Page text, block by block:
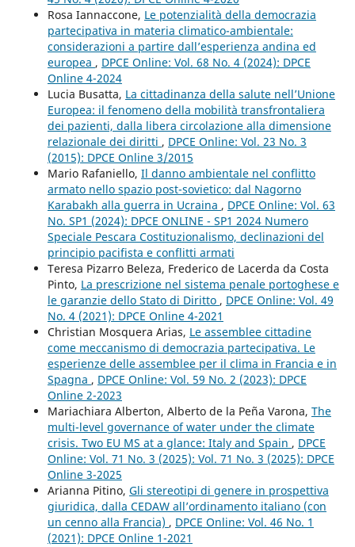
Rosa Iannaccone, Le potenzialità della democrazia
partecipativa in materia climatico-ambientale:
considerazioni a partire dall’esperienza andina ed
europea , DPCE Online: Vol. 68 No. 4 (2024): DPCE
Online 4-2024
Lucia Busatta, La cittadinanza della salute nell’Unione
Europea: il fenomeno della mobilità transfrontaliera
dei pazienti, dalla libera circolazione alla dimensione
relazionale dei diritti , DPCE Online: Vol. 23 No. 3
(2015): DPCE Online 3/2015
Mario Rafaniello, Il danno ambientale nel conflitto
armato nello spazio post-sovietico: dal Nagorno
Karabakh alla guerra in Ucraina , DPCE Online: Vol. 63
No. SP1 (2024): DPCE ONLINE - SP1 2024 Numero
Speciale Pescara Costituzionalismo, declinazioni del
principio pacifista e conflitti armati
Teresa Pizarro Beleza, Frederico de Lacerda da Costa
Pinto, La prescrizione nel sistema penale portoghese e
le garanzie dello Stato di Diritto , DPCE Online: Vol. 49
No. 4 (2021): DPCE Online 4-2021
Christian Mosquera Arias, Le assemblee cittadine
come meccanismo di democrazia partecipativa. Le
esperienze delle assemblee per il clima in Francia e in
Spagna , DPCE Online: Vol. 59 No. 2 (2023): DPCE
Online 2-2023
Mariachiara Alberton, Alberto de la Peña Varona, The
multi-level governance of water under the climate
crisis. Two EU MS at a glance: Italy and Spain , DPCE
Online: Vol. 71 No. 3 (2025): Vol. 71 No. 3 (2025): DPCE
Online 3-2025
Arianna Pitino, Gli stereotipi di genere in prospettiva
giuridica, dalla CEDAW all’ordinamento italiano (con
un cenno alla Francia) , DPCE Online: Vol. 46 No. 1
(2021): DPCE Online 1-2021